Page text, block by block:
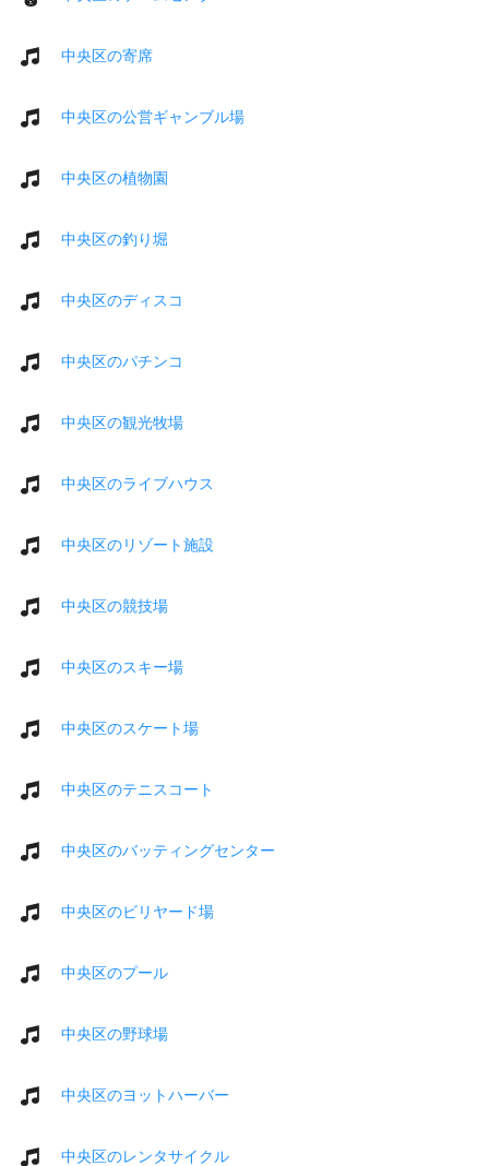
中央区の寄席
中央区の公営ギャンブル場
中央区の植物園
中央区の釣り堀
中央区のディスコ
中央区のパチンコ
中央区の観光牧場
中央区のライブハウス
中央区のリゾート施設
中央区の競技場
中央区のスキー場
中央区のスケート場
中央区のテニスコート
中央区のバッティングセンター
中央区のビリヤード場
中央区のプール
中央区の野球場
中央区のヨットハーバー
中央区のレンタサイクル